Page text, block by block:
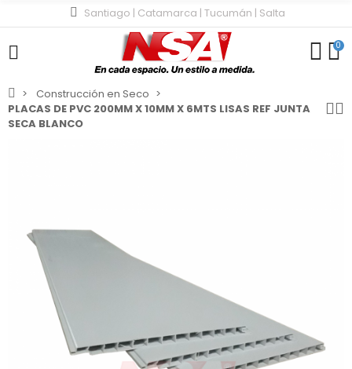
Santiago | Catamarca | Tucumán | Salta
0
Construcción en Seco
PLACAS DE PVC 200MM X 10MM X 6MTS LISAS REF JUNTA
SECA BLANCO